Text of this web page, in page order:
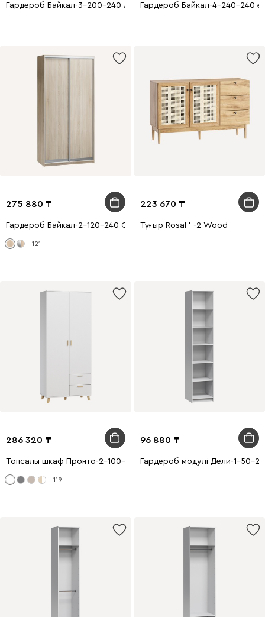
Гардероб Байкал-3-200-240 Ақ Гардероб Байкал-4-240-240
275 880
Гардероб Байкал-2-120-240 Сонома Емен
+121
223 670
Тұғыр Rosal ' -2 Wood
286 320
Топсалы шкаф Пронто-2-100-220 Ақ
+119
96 880
Гардероб модулі Дели-1-50-